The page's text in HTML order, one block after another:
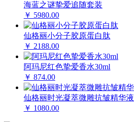
海蓝之谜挚爱追随套装
￥ 5980.00
仙格丽小分子胶原蛋白肽
￥ 2188.00
阿玛尼红色挚爱香水30ml
￥ 874.00
仙格丽时光凝萃微雕抗皱精华液
￥ 1080.00